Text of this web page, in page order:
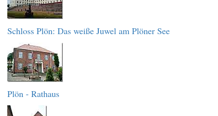
Schloss Plön: Das weiße Juwel am Plöner See
Plön - Rathaus